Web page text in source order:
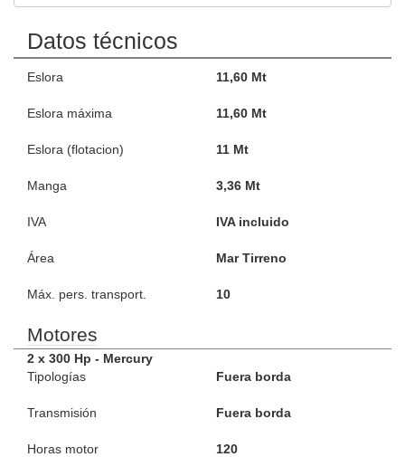
Datos técnicos
Eslora 11,60 Mt
Eslora máxima 11,60 Mt
Eslora (flotacion) 11 Mt
Manga 3,36 Mt
IVA IVA incluido
Área Mar Tirreno
Máx. pers. transport. 10
Motores
2 x 300 Hp - Mercury
Tipologías
Fuera borda
Transmisión Fuera borda
Horas motor 120